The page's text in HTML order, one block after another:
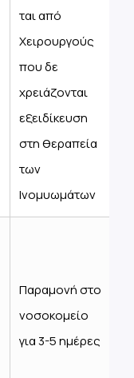
ται από
Χειρουργούς
που δε
χρειάζονται
εξειδίκευση
στη θεραπεία
των
Ινομυωμάτων
Παραμονή στο
νοσοκομείο
για 3-5 ημέρες